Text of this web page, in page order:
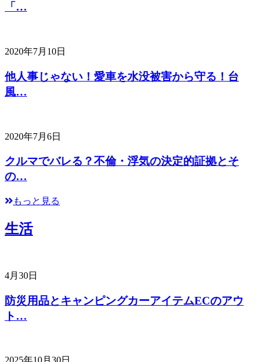
「…
2020年7月10日
他人事じゃない！愛車を水没被害から守る！台
風…
2020年7月6日
クルマでバレる？不倫・浮気の決定的証拠とそ
の…
もっと見る
生活
4月30日
防災用品とキャンピングカーアイテムECのアウ
ト…